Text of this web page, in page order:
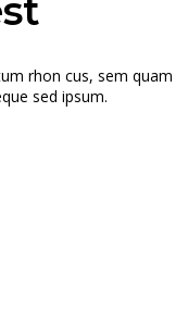
rhon cus, sem quam
sed ipsum.